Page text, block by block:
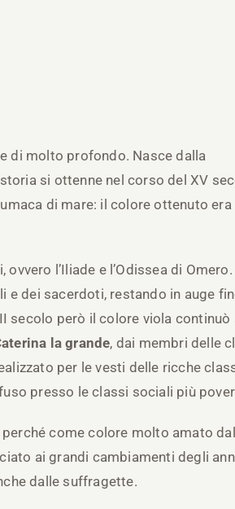
di molto profondo. Nasce dalla
si ottenne nel corso del XV
di mare: il colore ottenuto era
l’Iliade e l’Odissea di Omero.
e dei sacerdoti, restando in auge
secolo però il colore viola continuò
la grande, dai membri delle
per le vesti delle ricche
presso le classi sociali più
come colore molto amato
ai grandi cambiamenti degli
dalle suffragette.